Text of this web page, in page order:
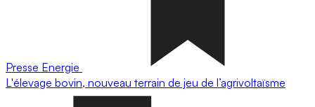
Presse Energie
L'élevage bovin, nouveau terrain de jeu de l’agrivoltaïsme